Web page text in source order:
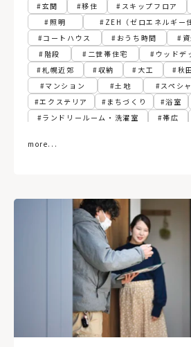
玄関
移住 スキップフロア
照明
ZEH（ゼロエネルギー
コートハウス
おうち時間
階段
二世帯住宅 ウッドデ
札幌近郊
収納 大工 秋
マンション
土地 スペシ
エクステリア
まちづくり 浴室
ランドリールーム・洗濯室
帯広
建て替え
テレワーク
RC（コンクリート）造
インダストリアル 函館
北から目線
ファミリークローゼ
関西 木造建築
ビルトインガレージ
新築
デンマーク
仙台 オホーツク
暖房 店舗併用住宅
工務店経営 床
コンクリートブロック造
東川町
イベント 日高
more...